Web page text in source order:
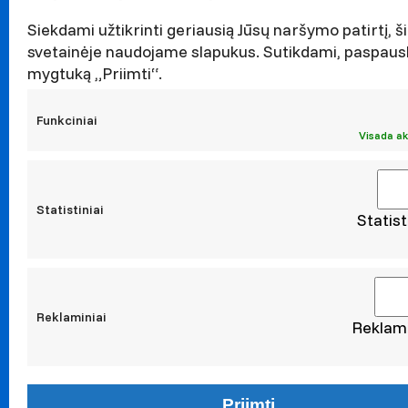
Siekdami užtikrinti geriausią Jūsų naršymo patirtį,
svetainėje naudojame slapukus. Sutikdami,
mygtuką „Priimti“.
Funkciniai
Visada
Statistiniai
Reklaminiai
Renginiai
Leidiniai